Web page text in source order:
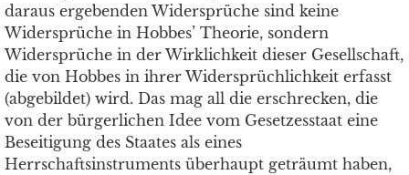
daraus ergebenden Widersprüche sind keine
Widersprüche in Hobbes’ Theorie, sondern
Widersprüche in der Wirklichkeit dieser Gesellschaft,
die von Hobbes in ihrer Widersprüchlichkeit erfasst
(abgebildet) wird. Das mag all die erschrecken, die
von der bürgerlichen Idee vom Gesetzesstaat eine
Beseitigung des Staates als eines
Herrschaftsinstruments überhaupt geträumt haben,